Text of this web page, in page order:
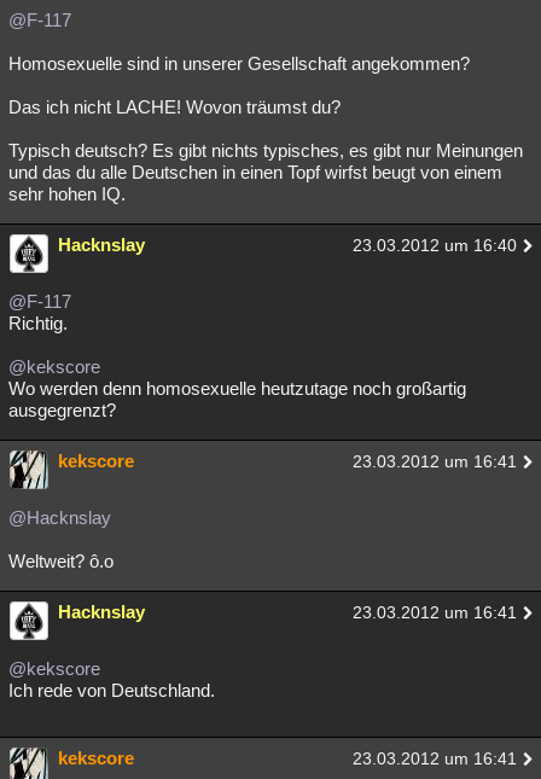
@F-117
Homosexuelle sind in unserer Gesellschaft angekommen?
Das ich nicht LACHE! Wovon träumst du?
Typisch deutsch? Es gibt nichts typisches, es gibt nur Meinungen
und das du alle Deutschen in einen Topf wirfst beugt von einem
sehr hohen IQ.
Hacknslay 23.03.2012 um 16:40
@F-117
Richtig.
@kekscore
Wo werden denn homosexuelle heutzutage noch großartig
ausgegrenzt?
kekscore 23.03.2012 um 16:41
@Hacknslay
Weltweit? ô.o
Hacknslay 23.03.2012 um 16:41
@kekscore
Ich rede von Deutschland.
kekscore 23.03.2012 um 16:41